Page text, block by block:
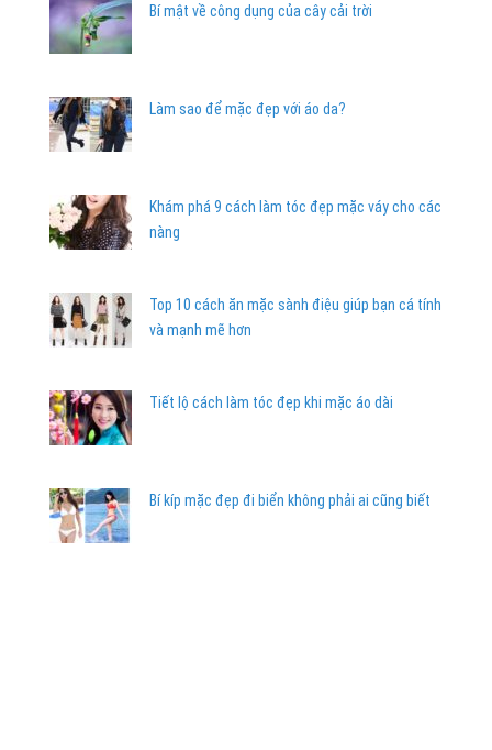
Bí mật về công dụng của cây cải trời
Làm sao để mặc đẹp với áo da?
Khám phá 9 cách làm tóc đẹp mặc váy cho các
nàng
Top 10 cách ăn mặc sành điệu giúp bạn cá tính
và mạnh mẽ hơn
Tiết lộ cách làm tóc đẹp khi mặc áo dài
Bí kíp mặc đẹp đi biển không phải ai cũng biết